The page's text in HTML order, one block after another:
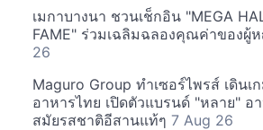
เมกาบางนา ชวนเช็กอิน "MEGA
FAME" ร่วมเฉลิมฉลองคุณค่าของผู้
26
Maguro Group ทำเซอร์ไพรส์ เดินเ
อาหารไทย เปิดตัวแบรนด์ "หลาย" อ
สมัยรสชาติอีสานแท้ๆ 7 Aug 26